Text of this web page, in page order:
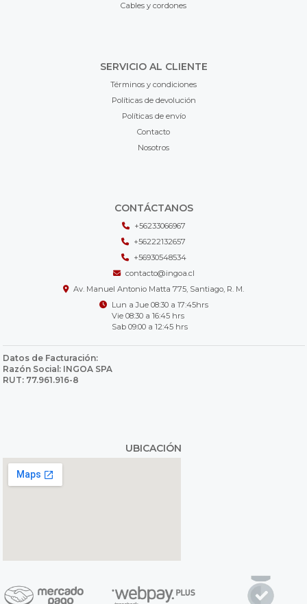
Cables y cordones
SERVICIO AL CLIENTE
Términos y condiciones
Políticas de devolución
Políticas de envío
Contacto
Nosotros
CONTÁCTANOS
+56233066967
+56222132657
+56930548534
contacto@ingoa.cl
Av. Manuel Antonio Matta 775, Santiago, R. M.
Lun a Jue 08:30 a 17:45hrs
Vie 08:30 a 16:45 hrs
Sab 09:00 a 12:45 hrs
Datos de Facturación:
Razón Social: INGOA SPA
RUT: 77.961.916-8
UBICACIÓN